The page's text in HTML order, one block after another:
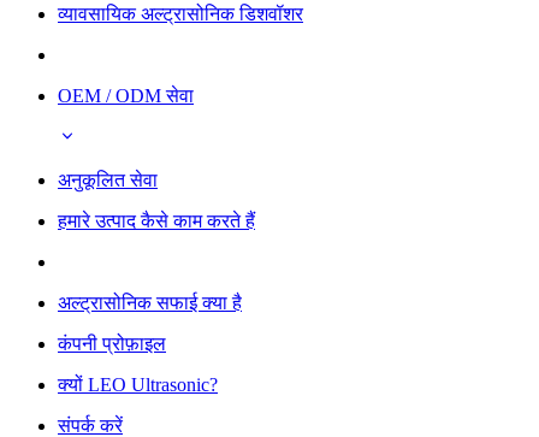
व्यावसायिक अल्ट्रासोनिक डिशवॉशर
OEM / ODM सेवा
अनुकूलित सेवा
हमारे उत्पाद कैसे काम करते हैं
अल्ट्रासोनिक सफाई क्या है
कंपनी प्रोफ़ाइल
क्यों LEO Ultrasonic?
संपर्क करें